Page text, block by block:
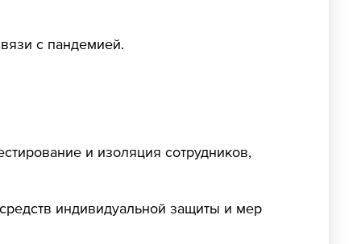
с пандемией.
и изоляция сотрудников,
индивидуальной защиты и мер